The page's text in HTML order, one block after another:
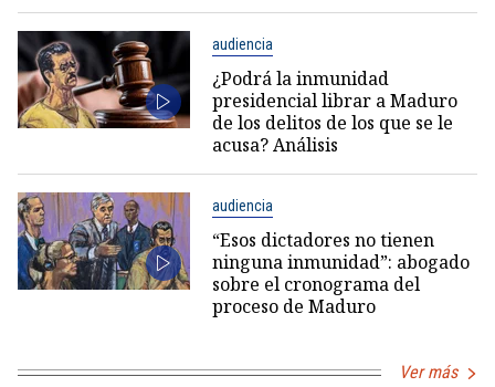
audiencia
¿Podrá la inmunidad
presidencial librar a Maduro
de los delitos de los que se le
acusa? Análisis
audiencia
“Esos dictadores no tienen
ninguna inmunidad”: abogado
sobre el cronograma del
proceso de Maduro
Ver más